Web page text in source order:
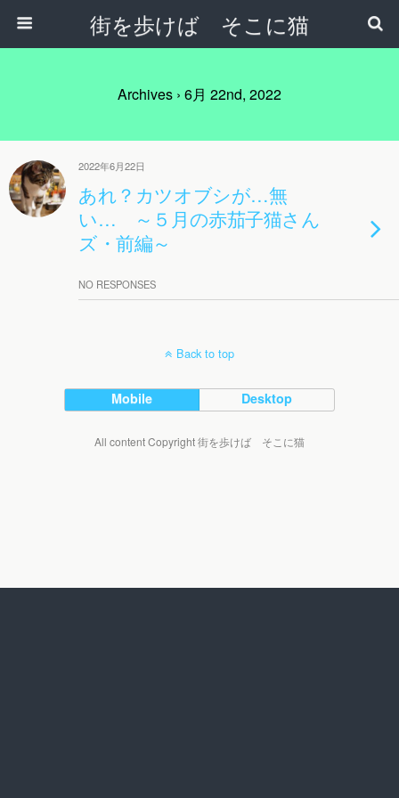
街を歩けば そこに猫
Archives › 6月 22nd, 2022
2022年6月22日
あれ？カツオブシが…無
い… ～５月の赤茄子猫さん
ズ・前編～
NO RESPONSES
Back to top
Mobile Desktop
All content Copyright 街を歩けば そこに猫